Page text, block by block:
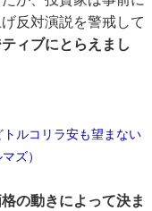
反対演説を警戒して
ィブにとらえまし
トルコリラ安も望まない
ズ）
の動きによって決ま